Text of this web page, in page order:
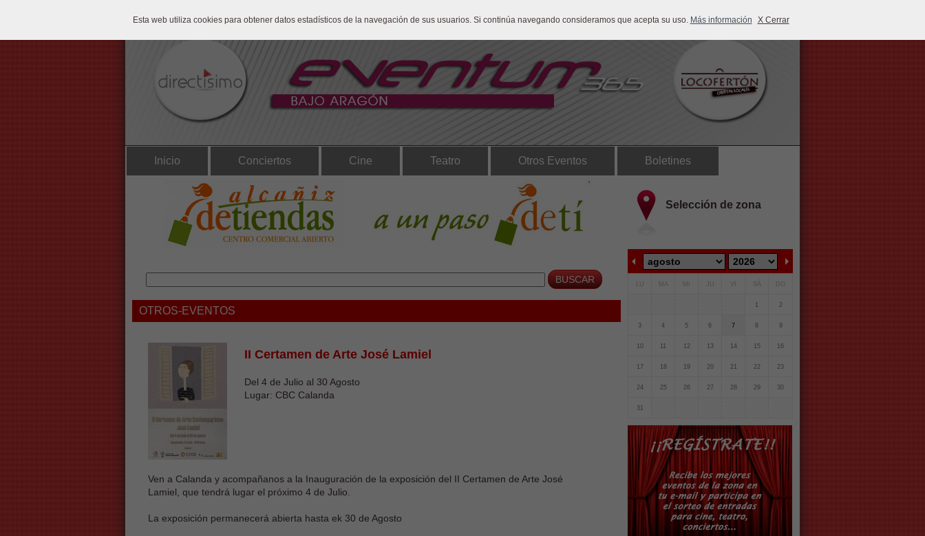
Esta web utiliza cookies para obtener datos estadísticos de la navegación de sus usuarios. Si continúa navegando consideramos que acepta su uso. Más información X Cerrar
Inicio Conciertos Cine Teatro Otros Eventos Boletines
OTROS-EVENTOS
II Certamen de Arte José Lamiel
Del 4 de Julio al 30 Agosto
Lugar: CBC Calanda
Ven a Calanda y acompañanos a la Inauguración de la exposición del II Certamen de Arte José
Lamiel, que tendrá lugar el próximo 4 de Julio.
La exposición permanecerá abierta hasta ek 30 de Agosto
Selección de zona
MA VI SÁ DO
1 2
3 4 5 6 7 8 9
10 11 12 13 14 15 16
17 18 19 20 21 22 23
24 25 26 27 28 29 30
31